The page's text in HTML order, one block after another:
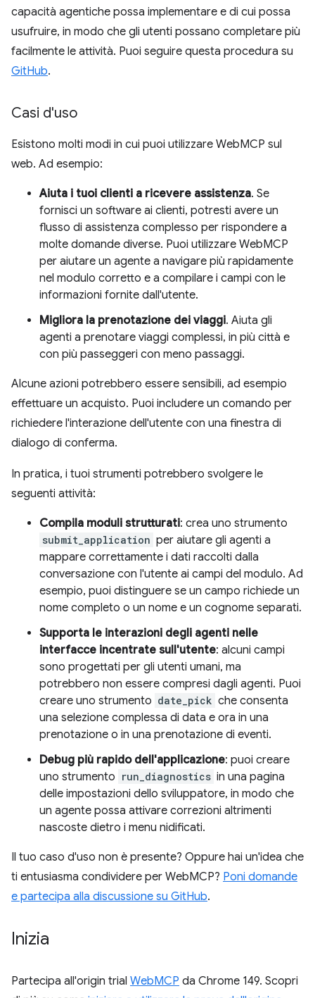
capacità agentiche possa implementare e di cui possa
usufruire, in modo che gli utenti possano completare più
facilmente le attività. Puoi seguire questa procedura su
GitHub.
Casi d'uso
Esistono molti modi in cui puoi utilizzare WebMCP sul
web. Ad esempio:
Aiuta i tuoi clienti a ricevere assistenza. Se
fornisci un software ai clienti, potresti avere un
flusso di assistenza complesso per rispondere a
molte domande diverse. Puoi utilizzare WebMCP
per aiutare un agente a navigare più rapidamente
nel modulo corretto e a compilare i campi con le
informazioni fornite dall'utente.
Migliora la prenotazione dei viaggi. Aiuta gli
agenti a prenotare viaggi complessi, in più città e
con più passeggeri con meno passaggi.
Alcune azioni potrebbero essere sensibili, ad esempio
effettuare un acquisto. Puoi includere un comando per
richiedere l'interazione dell'utente con una finestra di
dialogo di conferma.
In pratica, i tuoi strumenti potrebbero svolgere le
seguenti attività:
Compila moduli strutturati: crea uno strumento
submit_application per aiutare gli agenti a
mappare correttamente i dati raccolti dalla
conversazione con l'utente ai campi del modulo. Ad
esempio, puoi distinguere se un campo richiede un
nome completo o un nome e un cognome separati.
Supporta le interazioni degli agenti nelle
interfacce incentrate sull'utente: alcuni campi
sono progettati per gli utenti umani, ma
potrebbero non essere compresi dagli agenti. Puoi
creare uno strumento date_pick che consenta
una selezione complessa di data e ora in una
prenotazione o in una prenotazione di eventi.
Debug più rapido dell'applicazione: puoi creare
uno strumento run_diagnostics in una pagina
delle impostazioni dello sviluppatore, in modo che
un agente possa attivare correzioni altrimenti
nascoste dietro i menu nidificati.
Il tuo caso d'uso non è presente? Oppure hai un'idea che
ti entusiasma condividere per WebMCP? Poni domande
e partecipa alla discussione su GitHub.
Inizia
Partecipa all'origin trial WebMCP da Chrome 149. Scopri